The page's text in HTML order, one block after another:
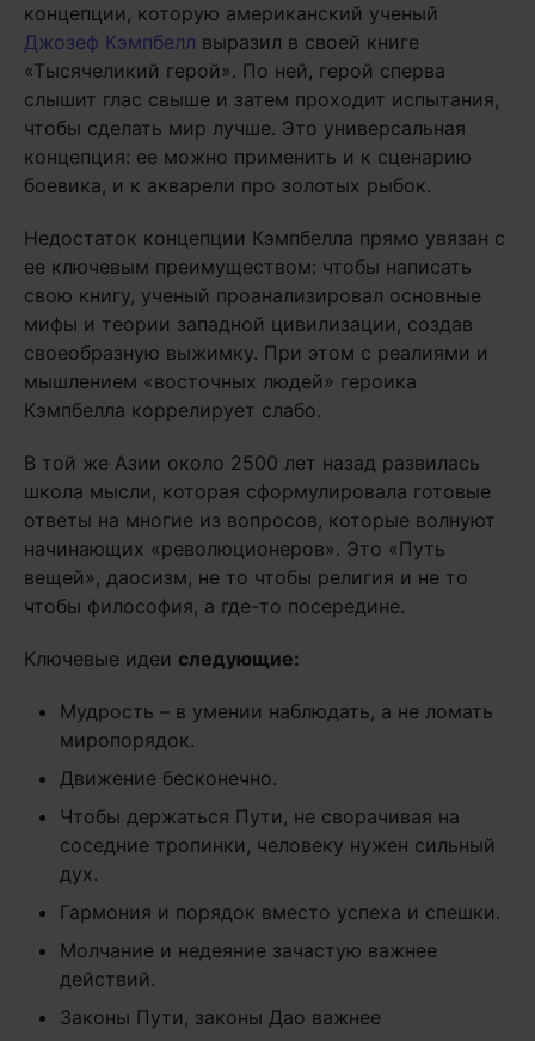
концепции, которую американский ученый
Джозеф Кэмпбелл выразил в своей книге
«Тысячеликий герой». По ней, герой сперва
слышит глас свыше и затем проходит испытания,
чтобы сделать мир лучше. Это универсальная
концепция: ее можно применить и к сценарию
боевика, и к акварели про золотых рыбок.
Недостаток концепции Кэмпбелла прямо увязан с
ее ключевым преимуществом: чтобы написать
свою книгу, ученый проанализировал основные
мифы и теории западной цивилизации, создав
своеобразную выжимку. При этом с реалиями и
мышлением «восточных людей» героика
Кэмпбелла коррелирует слабо.
В той же Азии около 2500 лет назад развилась
школа мысли, которая сформулировала готовые
ответы на многие из вопросов, которые волнуют
начинающих «революционеров». Это «Путь
вещей», даосизм, не то чтобы религия и не то
чтобы философия, а где-то посередине.
Ключевые идеи следующие:
Мудрость – в умении наблюдать, а не ломать
миропорядок.
Движение бесконечно.
Чтобы держаться Пути, не сворачивая на
соседние тропинки, человеку нужен сильный
дух.
Гармония и порядок вместо успеха и спешки.
Молчание и недеяние зачастую важнее
действий.
Законы Пути, законы Дао важнее